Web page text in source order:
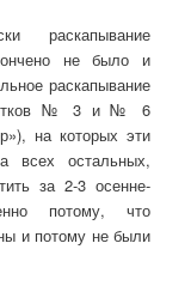
раскапывание
не было и
раскапывание
№ 3 и № 6
на которых эти
всех остальных,
за 2-3 осенне-
потому, что
и потому не были